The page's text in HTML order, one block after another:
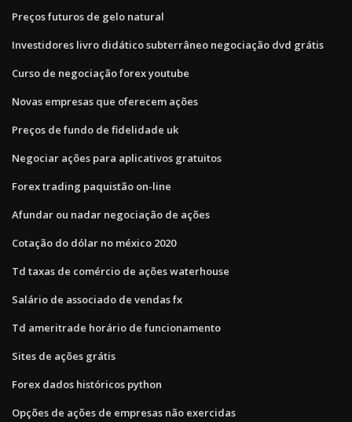
Preços futuros de gelo natural
Investidores livro didático subterrâneo negociação dvd grátis
Curso de negociação forex youtube
Novas empresas que oferecem ações
Preços de fundo de fidelidade uk
Negociar ações para aplicativos gratuitos
Forex trading paquistão on-line
Afundar ou nadar negociação de ações
Cotação do dólar no méxico 2020
Td taxas de comércio de ações waterhouse
Salário de associado de vendas fx
Td ameritrade horário de funcionamento
Sites de ações grátis
Forex dados históricos python
Opções de ações de empresas não exercidas